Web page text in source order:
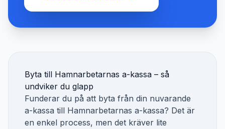
Byta till Hamnarbetarnas a-kassa – så
undviker du glapp
Funderar du på att byta från din nuvarande
a-kassa till Hamnarbetarnas a-kassa? Det är
en enkel process, men det kräver lite